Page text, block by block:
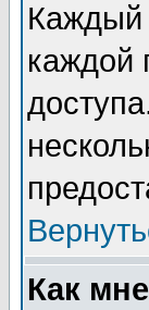
Каждый
каждой
Как